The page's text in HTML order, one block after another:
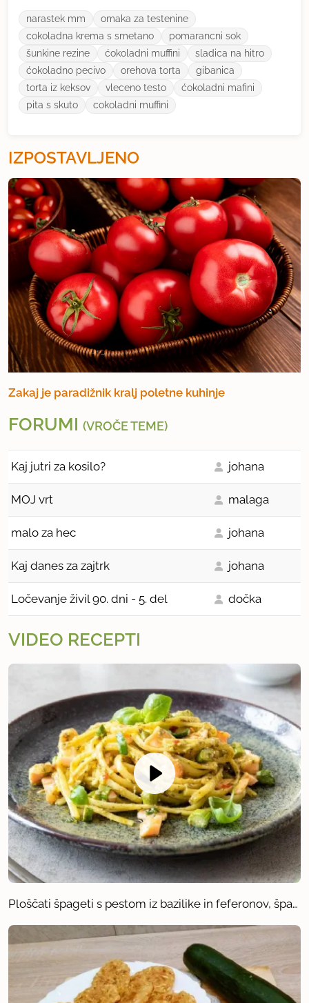
narastek mm
omaka za testenine
cokoladna krema s smetano
pomarancni sok
šunkine rezine
ćokoladni muffini
sladica na hitro
ćokoladno pecivo
orehova torta
gibanica
torta iz keksov
vleceno testo
ćokoladni mafini
pita s skuto
cokoladni muffini
IZPOSTAVLJENO
Zakaj je paradižnik kralj poletne kuhinje
FORUMI (VROČE TEME)
Kaj jutri za kosilo? johana
MOJ vrt malaga
malo za hec johana
Kaj danes za zajtrk johana
Ločevanje živil 90. dni - 5. del dočka
VIDEO RECEPTI
Ploščati špageti s pestom iz bazilike in feferonov, šparglji in lososom